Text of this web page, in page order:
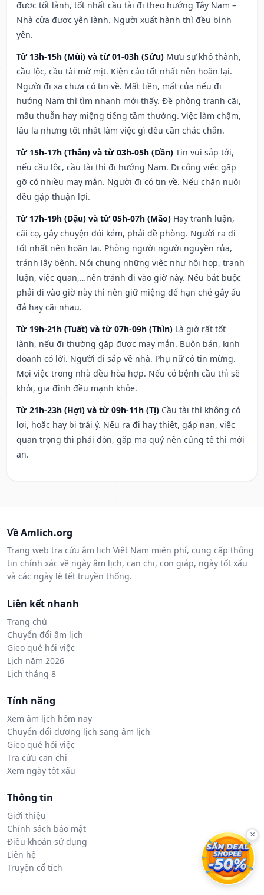
được tốt lành, tốt nhất cầu tài đi theo hướng Tây Nam –
Nhà cửa được yên lành. Người xuất hành thì đều bình
yên.
Từ 13h-15h (Mùi) và từ 01-03h (Sửu) Mưu sự khó thành,
cầu lộc, cầu tài mờ mịt. Kiện cáo tốt nhất nên hoãn lại.
Người đi xa chưa có tin về. Mất tiền, mất của nếu đi
hướng Nam thì tìm nhanh mới thấy. Đề phòng tranh cãi,
mâu thuẫn hay miệng tiếng tầm thường. Việc làm chậm,
lâu la nhưng tốt nhất làm việc gì đều cần chắc chắn.
Từ 15h-17h (Thân) và từ 03h-05h (Dần) Tin vui sắp tới,
nếu cầu lộc, cầu tài thì đi hướng Nam. Đi công việc gặp
gỡ có nhiều may mắn. Người đi có tin về. Nếu chăn nuôi
đều gặp thuận lợi.
Từ 17h-19h (Dậu) và từ 05h-07h (Mão) Hay tranh luận,
cãi cọ, gây chuyện đói kém, phải đề phòng. Người ra đi
tốt nhất nên hoãn lại. Phòng người người nguyền rủa,
tránh lây bệnh. Nói chung những việc như hội họp, tranh
luận, việc quan,…nên tránh đi vào giờ này. Nếu bắt buộc
phải đi vào giờ này thì nên giữ miệng để hạn ché gây ẩu
đả hay cãi nhau.
Từ 19h-21h (Tuất) và từ 07h-09h (Thìn) Là giờ rất tốt
lành, nếu đi thường gặp được may mắn. Buôn bán, kinh
doanh có lời. Người đi sắp về nhà. Phụ nữ có tin mừng.
Mọi việc trong nhà đều hòa hợp. Nếu có bệnh cầu thì sẽ
khỏi, gia đình đều mạnh khỏe.
Từ 21h-23h (Hợi) và từ 09h-11h (Tị) Cầu tài thì không có
lợi, hoặc hay bị trái ý. Nếu ra đi hay thiệt, gặp nạn, việc
quan trọng thì phải đòn, gặp ma quỷ nên cúng tế thì mới
an.
Về Amlich.org
Trang web tra cứu âm lịch Việt Nam miễn phí, cung cấp thông
tin chính xác về ngày âm lịch, can chi, con giáp, ngày tốt xấu
và các ngày lễ tết truyền thống.
Liên kết nhanh
Trang chủ
Chuyển đổi âm lịch
Gieo quẻ hỏi việc
Lịch năm 2026
Lịch tháng 8
Tính năng
Xem âm lịch hôm nay
Chuyển đổi dương lịch sang âm lịch
Gieo quẻ hỏi việc
Tra cứu can chi
Xem ngày tốt xấu
Thông tin
Giới thiệu
Chính sách bảo mật
Điều khoản sử dụng
Liên hệ
Truyện cổ tích
×